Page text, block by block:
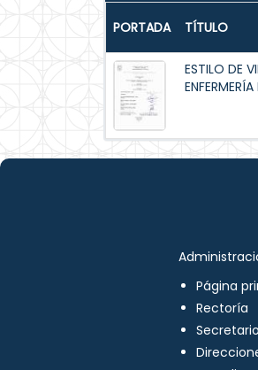
PORTADA TÍTULO
ESTILO DE
Página
Rectoría